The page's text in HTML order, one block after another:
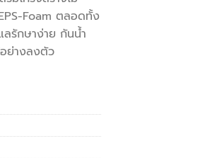
Foam ตลอดทั้ง
รักษาง่าย กันน้ำ
ย่างลงตัว